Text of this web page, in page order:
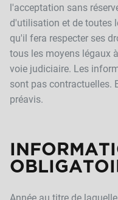
l'acceptation sans
d'utilisation et de toutes
qu'il fera respecter ses
tous les moyens légaux
voie judiciaire. Les
sont pas contractuelles.
préavis.
Année au titre de